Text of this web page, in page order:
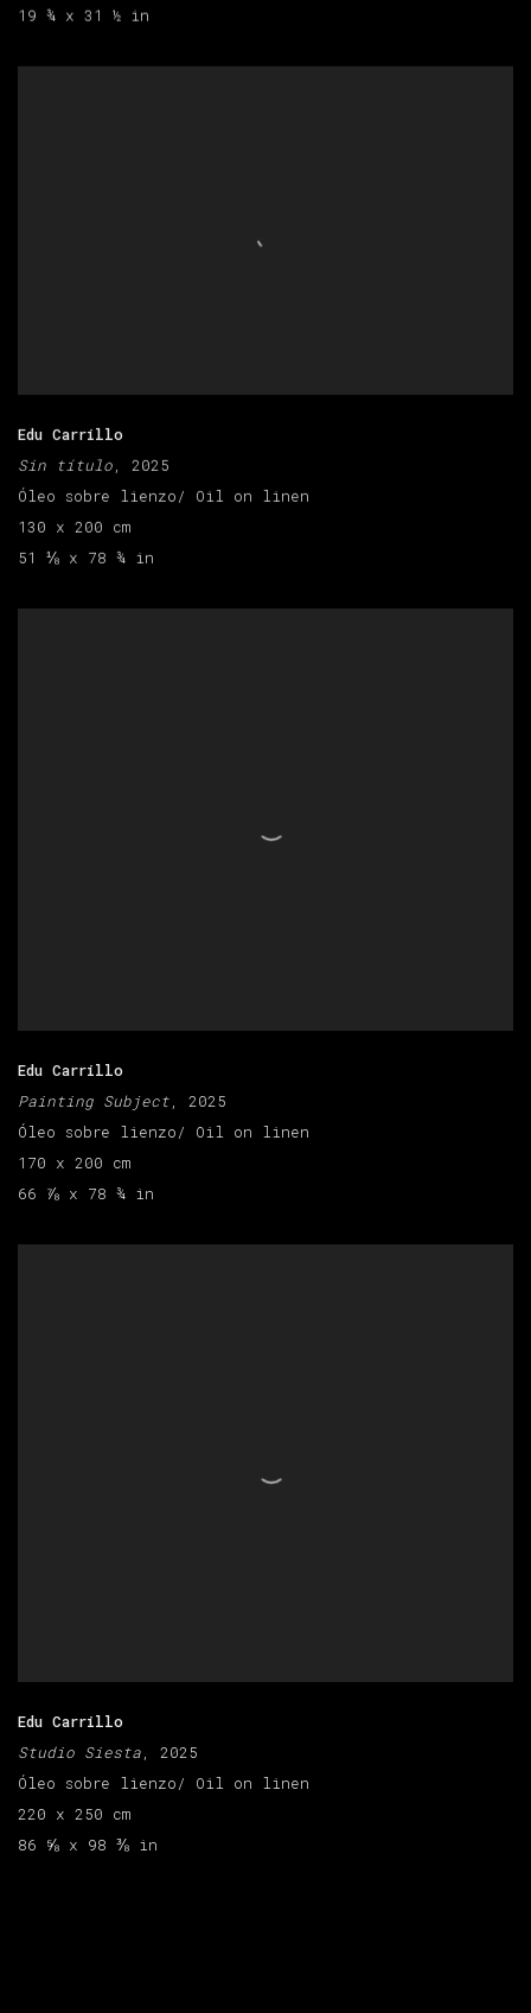
19 ¾ x 31 ½ in
Edu Carrillo
Sin título , 2025
Óleo sobre lienzo/ Oil on linen
130 x 200 cm
51 ⅛ x 78 ¾ in
Edu Carrillo
Painting Subject , 2025
Óleo sobre lienzo/ Oil on linen
170 x 200 cm
66 ⅞ x 78 ¾ in
Edu Carrillo
Studio Siesta , 2025
Óleo sobre lienzo/ Oil on linen
220 x 250 cm
86 ⅝ x 98 ⅜ in